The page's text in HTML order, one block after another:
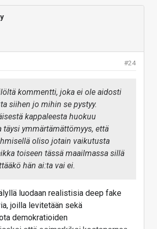
varmasti ihan kätevä.
#24
kommentti, joka ei ole aidosti
siihen jo mihin se pystyy.
kappaleesta huokuu
täysi ymmärtämättömyys, että
oliso jotain vaikutusta
toiseen tässä maailmassa sillä
hän ai:ta vai ei.
luodaan realistisia deep fake
joilla levitetään sekä
demokratioiden